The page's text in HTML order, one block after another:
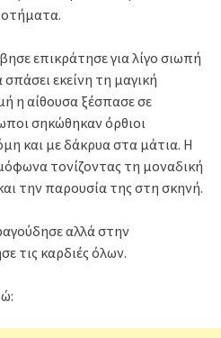
επικράτησε για λίγο σιωπή
εκείνη τη μαγική
η αίθουσα ξέσπασε σε
σηκώθηκαν όρθιοι
και με δάκρυα στα μάτια. Η
τονίζοντας τη μοναδική
την παρουσία της στη σκηνή.
αλλά στην
τις καρδιές όλων.